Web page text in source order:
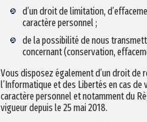
d’un droit de limitation,
caractère personnel ;
de la possibilité de nous
concernant (conservation,
Vous disposez également d’un droit de
l’Informatique et des Libertés en cas
caractère personnel et notamment du
vigueur depuis le 25 mai 2018.